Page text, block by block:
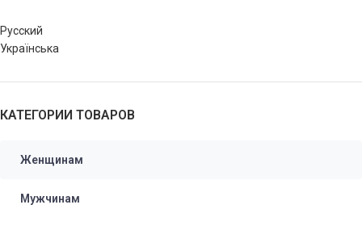
Русский
Українська
КАТЕГОРИИ ТОВАРОВ
Женщинам
Мужчинам